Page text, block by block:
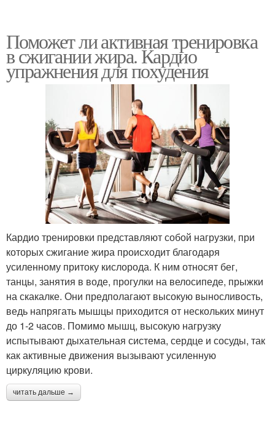
Поможет ли активная тренировка
в сжигании жира. Кардио
упражнения для похудения
Кардио тренировки представляют собой нагрузки, при
которых сжигание жира происходит благодаря
усиленному притоку кислорода. К ним относят бег,
танцы, занятия в воде, прогулки на велосипеде, прыжки
на скакалке. Они предполагают высокую выносливость,
ведь напрягать мышцы приходится от нескольких минут
до 1-2 часов. Помимо мышц, высокую нагрузку
испытывают дыхательная система, сердце и сосуды, так
как активные движения вызывают усиленную
циркуляцию крови.
читать дальше →